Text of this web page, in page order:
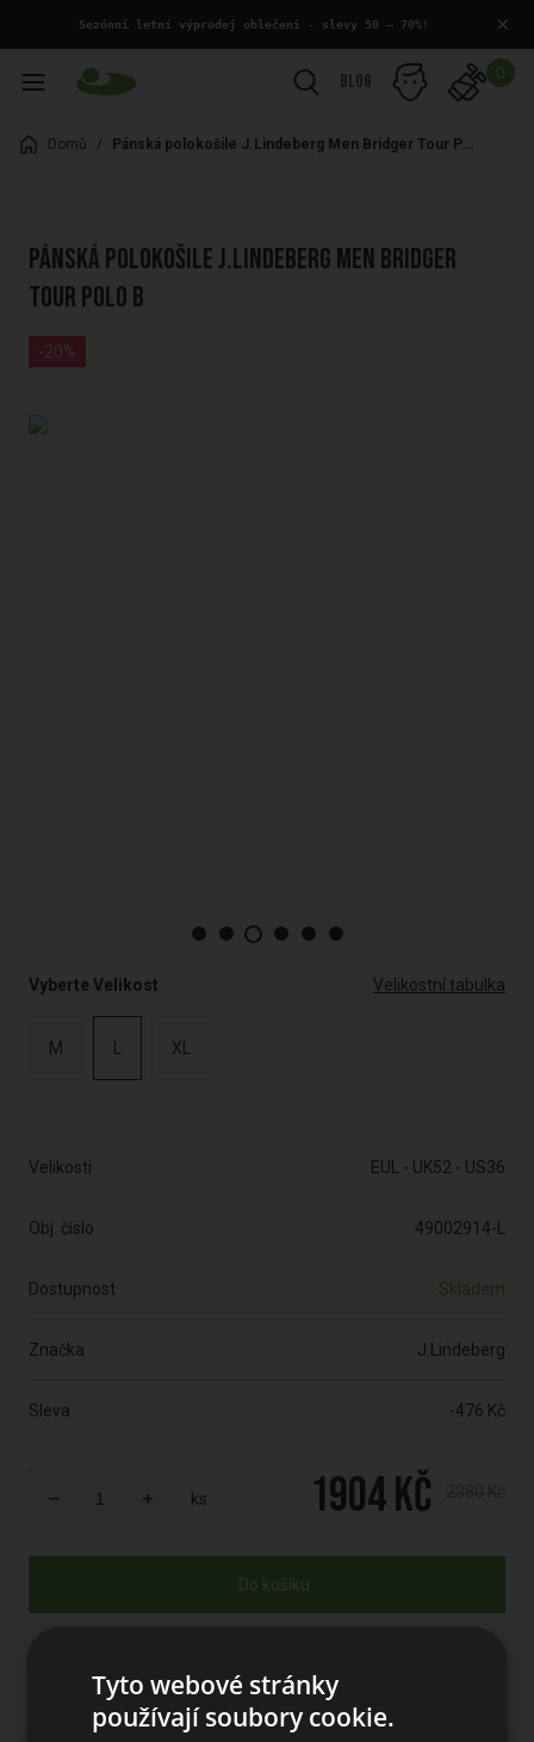
Sezónní letní výprodej oblečení - slevy 50 – 70%! ×
Blog 0
Domů /
Pánská polokošile J.Lindeberg Men Bridger
Tour Polo B
-20%
Vyberte Velikost Velikostní tabulka
M L XL
Velikosti EUL - UK52 - US36
Obj. číslo 49002914-L
Dostupnost Skladem
Značka J.Lindeberg
Sleva -476 Kč
ks 1904 Kč 2380 Kč
Do košíku
Pánské polo triko J.Lindeberg Bridger Tour
Tyto webové stránky
používají soubory cookie.